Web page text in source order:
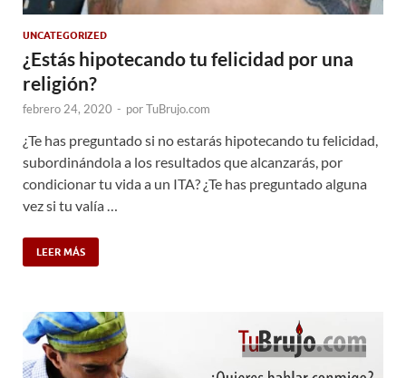
UNCATEGORIZED
¿Estás hipotecando tu felicidad por una
religión?
febrero 24, 2020 - porTuBrujo.com
¿Te has preguntado si no estarás hipotecando tu felicidad,
subordinándola a los resultados que alcanzarás, por
condicionar tu vida a un ITA? ¿Te has preguntado alguna
vez si tu valía …
LEER MÁS